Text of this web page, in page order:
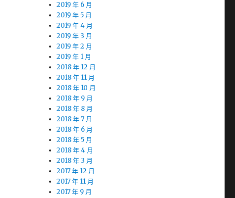
2019 年 6 月
2019 年 5 月
2019 年 4 月
2019 年 3 月
2019 年 2 月
2019 年 1 月
2018 年 12 月
2018 年 11 月
2018 年 10 月
2018 年 9 月
2018 年 8 月
2018 年 7 月
2018 年 6 月
2018 年 5 月
2018 年 4 月
2018 年 3 月
2017 年 12 月
2017 年 11 月
2017 年 9 月